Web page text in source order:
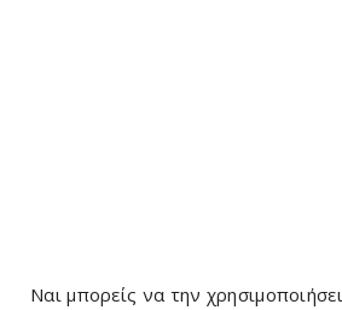
Ναι μπορείς να την